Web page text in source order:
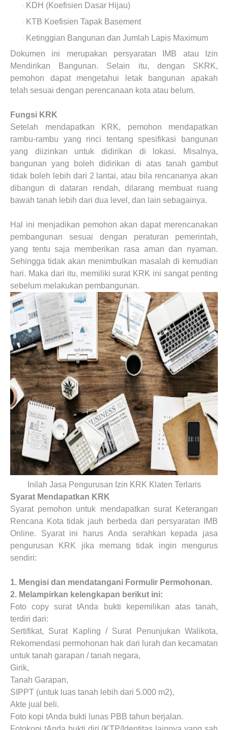
· KDH (Koefisien Dasar Hijau)
· KTB Koefisien Tapak Basement
· Ketinggian Bangunan dan Jumlah Lapis Maximum
Dokumen ini merupakan persyaratan IMB atau Izin
Mendirikan Bangunan. Selain itu, dengan SKRK,
pemohon dapat mengetahui letak bangunan apakah
telah sesuai dengan perencanaan kota atau belum.
Fungsi KRK
Setelah mendapatkan KRK, pemohon mendapatkan
rambu-rambu yang rinci tentang spesifikasi bangunan
yang diizinkan untuk didirikan di lokasi. Misalnya,
bangunan yang boleh didirikan di atas tanah gambut
tidak boleh lebih dari 2 lantai, atau bila rencananya akan
dibangun di dataran rendah, dilarang membuat ruang
bawah tanah lebih dari dua level, dan lain sebagainya.
Hal ini menjadikan pemohon akan dapat merencanakan
pembangunan sesuai dengan peraturan pemerintah,
yang tentu saja memberikan rasa aman dan nyaman.
Sehingga tidak akan menimbulkan masalah di kemudian
hari. Maka dari itu, memiliki surat KRK ini sangat penting
sebelum melakukan pembangunan.
Inilah Jasa Pengurusan Izin KRK Klaten Terlaris
Syarat Mendapatkan KRK
Syarat pemohon untuk mendapatkan surat Keterangan
Rencana Kota tidak jauh berbeda dari persyaratan IMB
Online. Syarat ini harus Anda serahkan kepada jasa
pengurusan KRK jika memang tidak ingin mengurus
sendiri:
1. Mengisi dan mendatangani Formulir Permohonan.
2. Melampirkan kelengkapan berikut ini:
Foto copy surat tAnda bukti kepemilikan atas tanah,
terdiri dari:
Sertifikat, Surat Kapling / Surat Penunjukan Walikota,
Rekomendasi permohonan hak dari lurah dan kecamatan
untuk tanah garapan / tanah negara,
Girik,
Tanah Garapan,
SIPPT (untuk luas tanah lebih dari 5.000 m2),
Akte jual beli.
Foto kopi tAnda bukti lunas PBB tahun berjalan.